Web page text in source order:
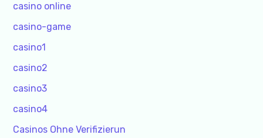
casino online
casino-game
casino1
casino2
casino3
casino4
Casinos Ohne Verifizierun